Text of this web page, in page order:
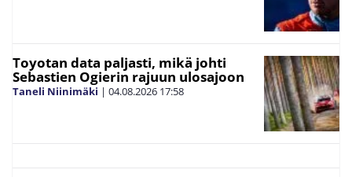
Toyotan data paljasti, mikä johti
Sebastien Ogierin rajuun ulosajoon
Taneli Niinimäki | 04.08.2026 17:58